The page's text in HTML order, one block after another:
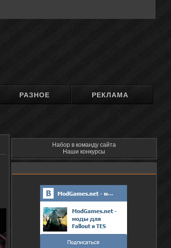
РАЗНОЕ РЕКЛАМА
Набор в команду сайта
Наши конкурсы